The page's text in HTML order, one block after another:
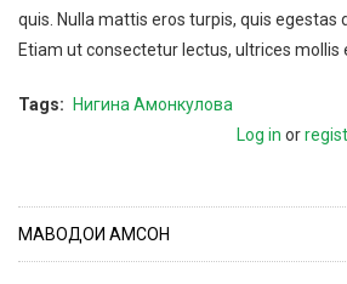
quis. Nulla mattis eros turpis, quis egestas
Etiam ut consectetur lectus, ultrices mollis
Tags
Нигина Амонкулова
Log in or
МАВОДҲОИ ҲАМСОН